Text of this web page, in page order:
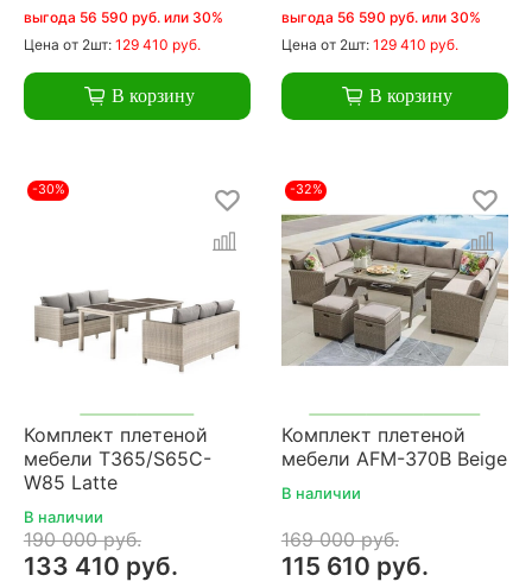
выгода 56 590 руб. или 30%
Цена от 2шт: 129 410 руб.
В корзину
выгода 56 590 руб. или 30%
Цена от 2шт: 129 410 руб.
В корзину
-30%
Комплект плетеной
мебели T365/S65C-
W85 Latte
В наличии
190 000 руб.
133 410 руб.
-32%
Комплект плетеной
мебели AFM-370B Beige
В наличии
169 000 руб.
115 610 руб.